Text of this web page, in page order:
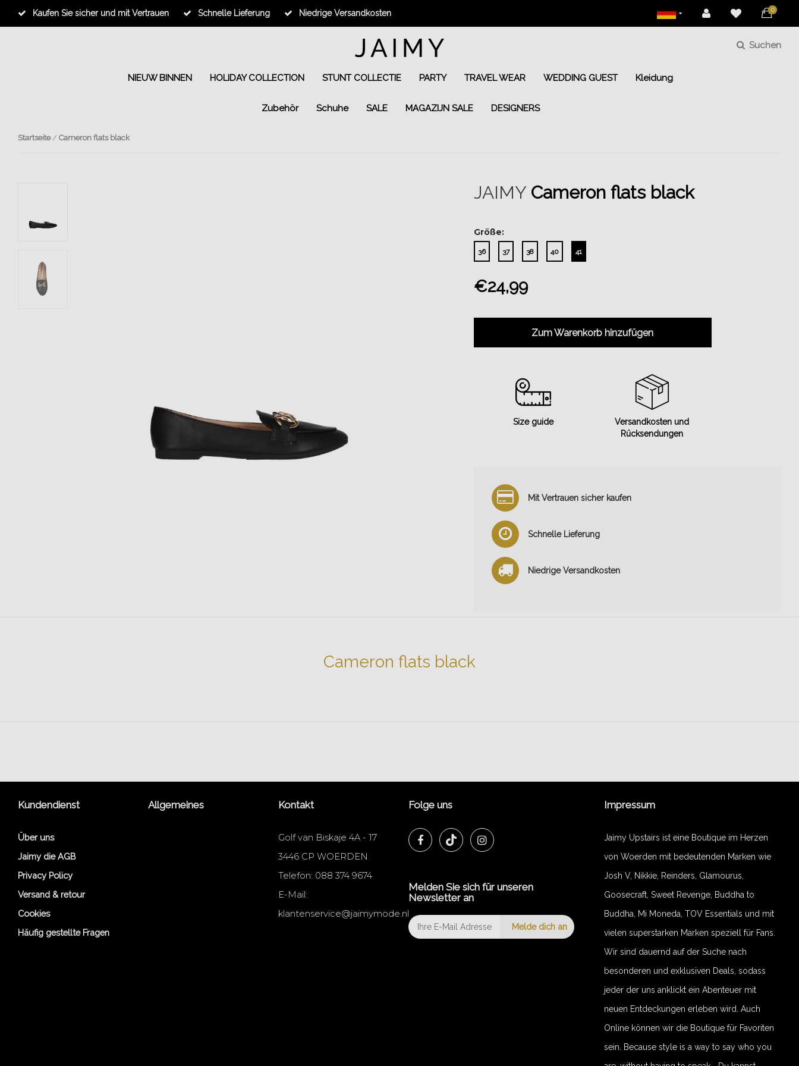
Kaufen Sie sicher und mit Vertrauen Schnelle Lieferung Niedrige Versandkosten 0
Suchen
NIEUW BINNEN HOLIDAY COLLECTION STUNT COLLECTIE PARTY TRAVEL WEAR WEDDING GUEST Kleidung
Zubehör Schuhe SALE MAGAZIJN SALE DESIGNERS
Startseite/ Cameron flats black
JAIMY Cameron flats black
Größe:
36 37 38 40 41
€24,99
Zum Warenkorb hinzufügen
Size guide
Versandkosten und
Rücksendungen
Mit Vertrauen sicher kaufen
Schnelle Lieferung
Niedrige Versandkosten
Cameron flats black
Kundendienst
Über uns
Jaimy die AGB
Privacy Policy
Versand & retour
Cookies
Häufig gestellte Fragen
Allgemeines Kontakt
Golf van Biskaje 4A - 17
3446 CP WOERDEN
Telefon: 088 374 9674
E-Mail:
klantenservice@jaimymode.nl
Folge uns
Melden Sie sich für unseren
Newsletter an
Melde dich an
Impressum
Jaimy Upstairs ist eine Boutique im Herzen
von Woerden mit bedeutenden Marken wie
Josh V, Nikkie, Reinders, Glamourus,
Goosecraft, Sweet Revenge, Buddha to
Buddha, Mi Moneda, TOV Essentials und mit
vielen superstarken Marken speziell für Fans.
Wir sind dauernd auf der Suche nach
besonderen und exklusiven Deals, sodass
jeder der uns anklickt ein Abenteuer mit
neuen Entdeckungen erleben wird. Auch
Online können wir die Boutique für Favoriten
sein. Because style is a way to say who you